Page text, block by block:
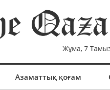
Жұма, 7
Азаматтық қоғам